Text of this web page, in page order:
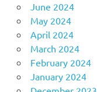
June 2024
May 2024
April 2024
March 2024
February 2024
January 2024